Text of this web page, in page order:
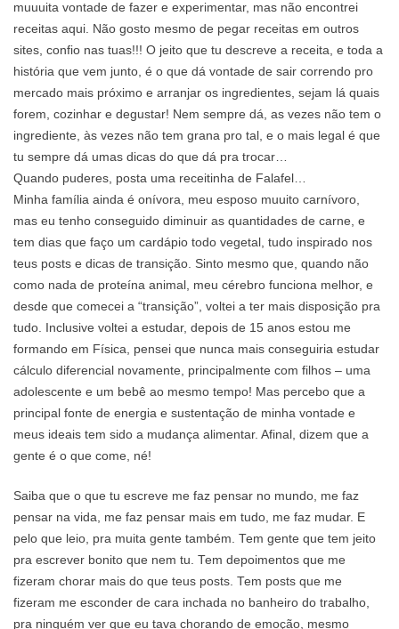
muuuita vontade de fazer e experimentar, mas não encontrei
receitas aqui. Não gosto mesmo de pegar receitas em outros
sites, confio nas tuas!!! O jeito que tu descreve a receita, e toda a
história que vem junto, é o que dá vontade de sair correndo pro
mercado mais próximo e arranjar os ingredientes, sejam lá quais
forem, cozinhar e degustar! Nem sempre dá, as vezes não tem o
ingrediente, às vezes não tem grana pro tal, e o mais legal é que
tu sempre dá umas dicas do que dá pra trocar…
Quando puderes, posta uma receitinha de Falafel…
Minha família ainda é onívora, meu esposo muuito carnívoro,
mas eu tenho conseguido diminuir as quantidades de carne, e
tem dias que faço um cardápio todo vegetal, tudo inspirado nos
teus posts e dicas de transição. Sinto mesmo que, quando não
como nada de proteína animal, meu cérebro funciona melhor, e
desde que comecei a “transição”, voltei a ter mais disposição pra
tudo. Inclusive voltei a estudar, depois de 15 anos estou me
formando em Física, pensei que nunca mais conseguiria estudar
cálculo diferencial novamente, principalmente com filhos – uma
adolescente e um bebê ao mesmo tempo! Mas percebo que a
principal fonte de energia e sustentação de minha vontade e
meus ideais tem sido a mudança alimentar. Afinal, dizem que a
gente é o que come, né!
Saiba que o que tu escreve me faz pensar no mundo, me faz
pensar na vida, me faz pensar mais em tudo, me faz mudar. E
pelo que leio, pra muita gente também. Tem gente que tem jeito
pra escrever bonito que nem tu. Tem depoimentos que me
fizeram chorar mais do que teus posts. Tem posts que me
fizeram me esconder de cara inchada no banheiro do trabalho,
pra ninguém ver que eu tava chorando de emoção, mesmo